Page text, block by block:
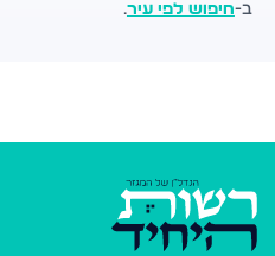
ב-חיפוש לפי עיר.